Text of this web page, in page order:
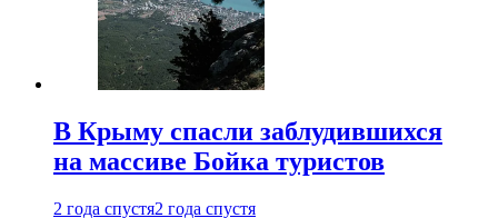
В Крыму спасли заблудившихся
на массиве Бойка туристов
2 года спустя2 года спустя